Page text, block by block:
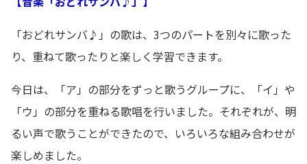
「おどれサンバ♪」の歌は、3つのパートを別々に歌った
り、重ねて歌ったりと楽しく学習できます。
今日は、「ア」の部分をずっと歌うグループに、「イ」や
「ウ」の部分を重ねる歌唱を行いました。それぞれが、明
るい声で歌うことができたので、いろいろな組み合わせが
楽しめました。